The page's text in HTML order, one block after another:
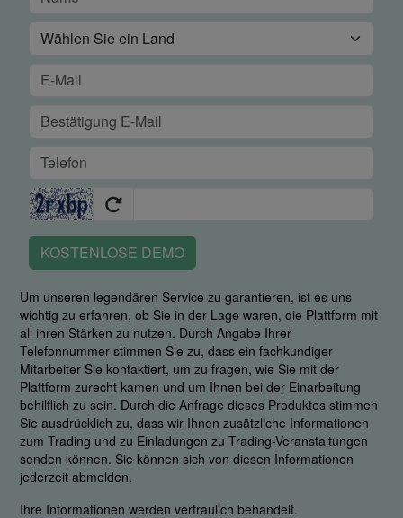
KOSTENLOSE DEMO
Um unseren legendären Service zu garantieren, ist es uns
wichtig zu erfahren, ob Sie in der Lage waren, die Plattform mit
all ihren Stärken zu nutzen. Durch Angabe Ihrer
Telefonnummer stimmen Sie zu, dass ein fachkundiger
Mitarbeiter Sie kontaktiert, um zu fragen, wie Sie mit der
Plattform zurecht kamen und um Ihnen bei der Einarbeitung
behilflich zu sein. Durch die Anfrage dieses Produktes stimmen
Sie ausdrücklich zu, dass wir Ihnen zusätzliche Informationen
zum Trading und zu Einladungen zu Trading-Veranstaltungen
senden können. Sie können sich von diesen Informationen
jederzeit abmelden.
Ihre Informationen werden vertraulich behandelt.